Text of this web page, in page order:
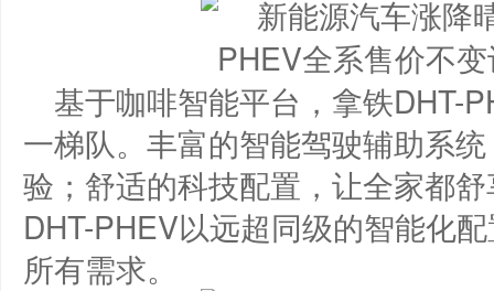
基于咖啡智能平台，拿铁DHT-
一梯队。丰富的智能驾驶辅助系
验；舒适的科技配置，让全家都
DHT-PHEV以远超同级的智能化
所有需求。